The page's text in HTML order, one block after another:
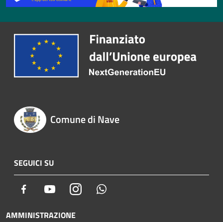
Comune di Nave
SEGUICI SU
Facebook YoutubeInstagram
AMMINISTRAZIONE